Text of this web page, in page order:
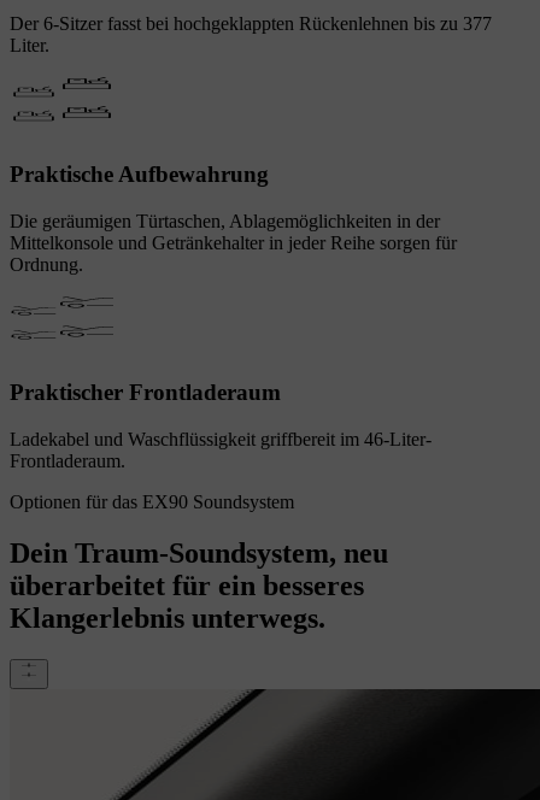
Der 6-Sitzer fasst bei hochgeklappten Rückenlehnen bis zu 377
Liter.
Praktische Aufbewahrung
Die geräumigen Türtaschen, Ablagemöglichkeiten in der
Mittelkonsole und Getränkehalter in jeder Reihe sorgen für
Ordnung.
Praktischer Frontladeraum
Ladekabel und Waschflüssigkeit griffbereit im 46-Liter-
Frontladeraum.
Optionen für das EX90 Soundsystem
Dein Traum-Soundsystem, neu
überarbeitet für ein besseres
Klangerlebnis unterwegs.